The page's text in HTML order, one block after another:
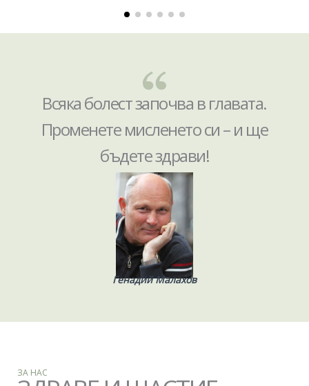
Всяка болест започва в главата.
Променете мисленето си – и ще
бъдете здрави!
Генадий Малахов
ЗА НАС